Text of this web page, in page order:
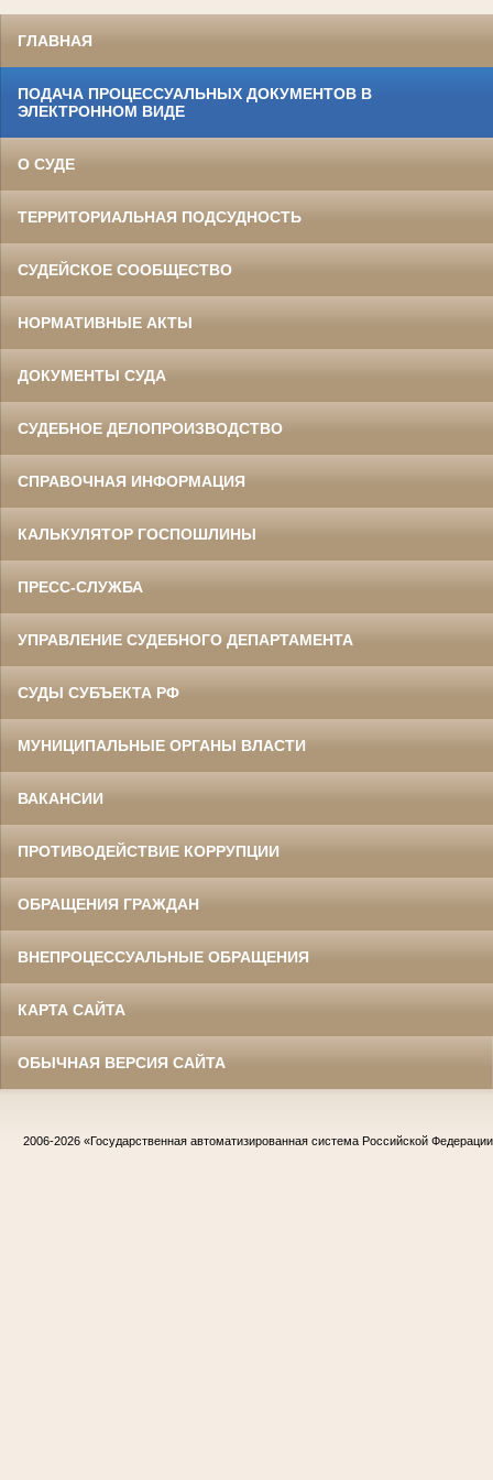
ГЛАВНАЯ
ПОДАЧА ПРОЦЕССУАЛЬНЫХ ДОКУМЕНТОВ В
ЭЛЕКТРОННОМ ВИДЕ
О СУДЕ
ТЕРРИТОРИАЛЬНАЯ ПОДСУДНОСТЬ
СУДЕЙСКОЕ СООБЩЕСТВО
НОРМАТИВНЫЕ АКТЫ
ДОКУМЕНТЫ СУДА
СУДЕБНОЕ ДЕЛОПРОИЗВОДСТВО
СПРАВОЧНАЯ ИНФОРМАЦИЯ
КАЛЬКУЛЯТОР ГОСПОШЛИНЫ
ПРЕСС-СЛУЖБА
УПРАВЛЕНИЕ СУДЕБНОГО ДЕПАРТАМЕНТА
СУДЫ СУБЪЕКТА РФ
МУНИЦИПАЛЬНЫЕ ОРГАНЫ ВЛАСТИ
ВАКАНСИИ
ПРОТИВОДЕЙСТВИЕ КОРРУПЦИИ
ОБРАЩЕНИЯ ГРАЖДАН
ВНЕПРОЦЕССУАЛЬНЫЕ ОБРАЩЕНИЯ
КАРТА САЙТА
ОБЫЧНАЯ ВЕРСИЯ САЙТА
2006-2026 «Государственная автоматизированная система Российской